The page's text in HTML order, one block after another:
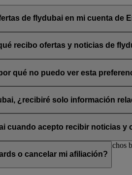
de baja» que encontrará al final
a través de su chat en directo o su
de flydubai en mi cuenta de
flydubai. Por tanto, tiene la opción de
recibo ofertas y noticias de
a las noticias y ofertas de
qué no puedo ver esta
está asociada con varios números
Skywards y actualice sus
¿recibiré solo información
cuando acepto recibir noticias y
con el fin de enviarle
o cancelar mi afiliación?